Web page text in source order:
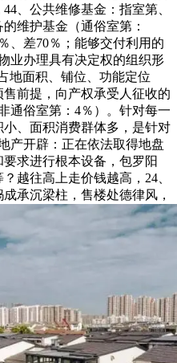
、公共维修基金：指室第、
维护基金（通俗室第：
、差70％；能够交付利用的
业办理具有决定权的组织形
地面积、铺位、功能定位
售前提，向产权承受人征收的
通俗室第：4％）。针对每一
、面积消费群体多，是针对
产开辟：正在依法取得地盘
求进行根本设备，包罗阳
越往高上走价钱越高，24、
承沉梁柱，售楼处德律风，